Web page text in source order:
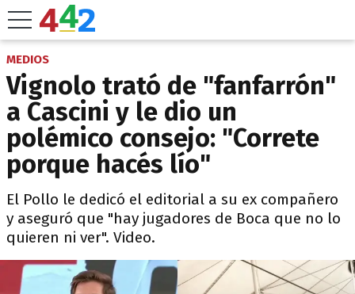
MEDIOS
Vignolo trató de "fanfarrón"
a Cascini y le dio un
polémico consejo: "Correte
porque hacés lío"
El Pollo le dedicó el editorial a su ex compañero
y aseguró que "hay jugadores de Boca que no lo
quieren ni ver". Video.